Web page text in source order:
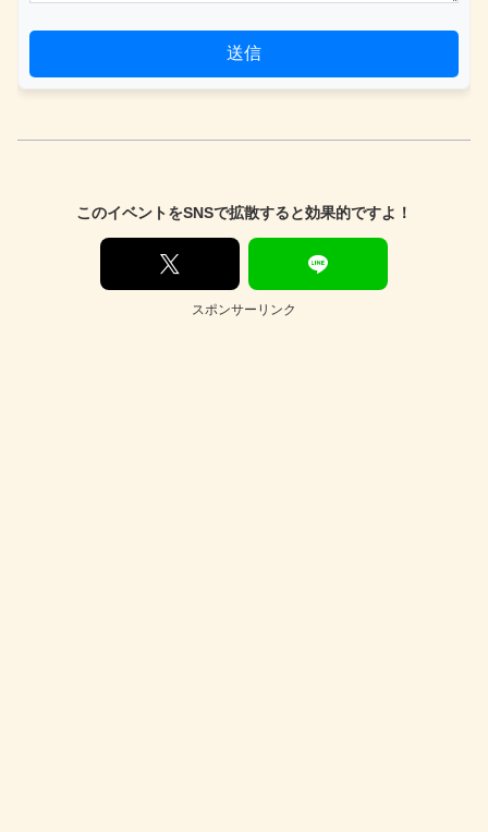
送信
このイベントをSNSで拡散すると効果的ですよ！
スポンサーリンク